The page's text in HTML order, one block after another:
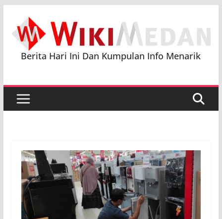
content
Berita Hari Ini Dan Kumpulan Info Menarik